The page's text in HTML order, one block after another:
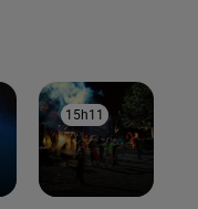
15h11
15h11